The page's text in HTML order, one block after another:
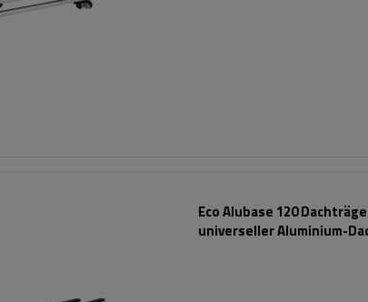
Eco Alubase 120
universeller Aluminium-